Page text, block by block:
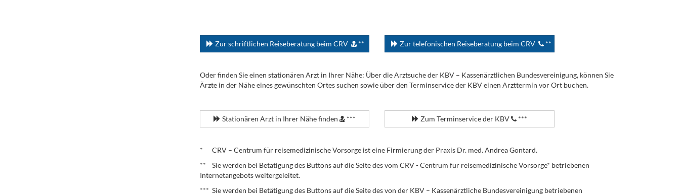
Zur schriftlichen Reiseberatung beim CRV ** Zur telefonischen Reiseberatung beim CRV **
Oder finden Sie einen stationären Arzt in Ihrer Nähe: Über die Arztsuche der KBV – Kassenärztlichen Bundesvereinigung, können Sie
Ärzte in der Nähe eines gewünschten Ortes suchen sowie über den Terminservice der KBV einen Arzttermin vor Ort buchen.
Stationären Arzt in Ihrer Nähe finden *** Zum Terminservice der KBV ***
* CRV – Centrum für reisemedizinische Vorsorge ist eine Firmierung der Praxis Dr. med. Andrea Gontard.
** Sie werden bei Betätigung des Buttons auf die Seite des vom CRV - Centrum für reisemedizinische Vorsorge* betriebenen
Internetangebots weitergeleitet.
*** Sie werden bei Betätigung des Buttons auf die Seite des von der KBV – Kassenärztliche Bundesvereinigung betriebenen